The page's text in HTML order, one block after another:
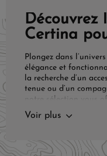
Découvrez
Certina
Plongez dans l’univers
élégance et
la recherche d’un
tenue ou d’un
notre sélection vous
montres
par des bracelets de
La marque Certina
Voir plus